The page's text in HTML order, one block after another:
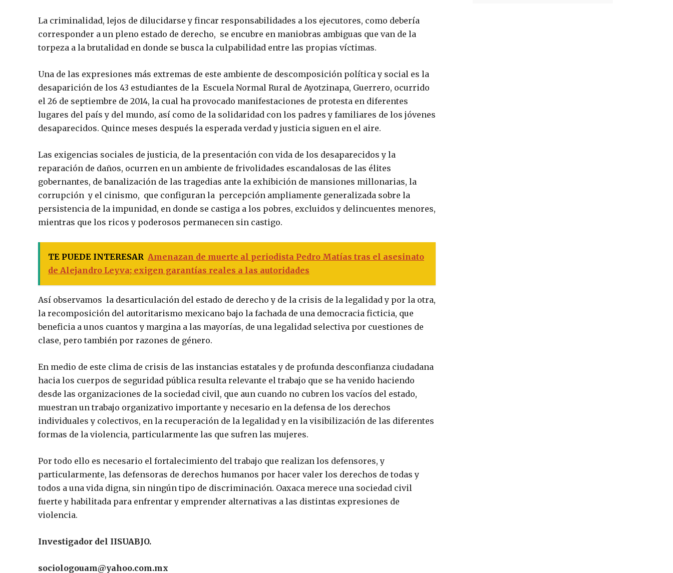
La criminalidad, lejos de dilucidarse y fincar responsabilidades a los ejecutores, como debería
corresponder a un pleno estado de derecho, se encubre en maniobras ambiguas que van de la
torpeza a la brutalidad en donde se busca la culpabilidad entre las propias víctimas.
Una de las expresiones más extremas de este ambiente de descomposición política y social es la
desaparición de los 43 estudiantes de la Escuela Normal Rural de Ayotzinapa, Guerrero, ocurrido
el 26 de septiembre de 2014, la cual ha provocado manifestaciones de protesta en diferentes
lugares del país y del mundo, así como de la solidaridad con los padres y familiares de los jóvenes
desaparecidos. Quince meses después la esperada verdad y justicia siguen en el aire.
Las exigencias sociales de justicia, de la presentación con vida de los desaparecidos y la
reparación de daños, ocurren en un ambiente de frivolidades escandalosas de las élites
gobernantes, de banalización de las tragedias ante la exhibición de mansiones millonarias, la
corrupción y el cinismo, que configuran la percepción ampliamente generalizada sobre la
persistencia de la impunidad, en donde se castiga a los pobres, excluidos y delincuentes menores,
mientras que los ricos y poderosos permanecen sin castigo.
TE PUEDE INTERESAR Amenazan de muerte al periodista Pedro Matías tras el asesinato
de Alejandro Leyva; exigen garantías reales a las autoridades
Así observamos la desarticulación del estado de derecho y de la crisis de la legalidad y por la otra,
la recomposición del autoritarismo mexicano bajo la fachada de una democracia ficticia, que
beneficia a unos cuantos y margina a las mayorías, de una legalidad selectiva por cuestiones de
clase, pero también por razones de género.
En medio de este clima de crisis de las instancias estatales y de profunda desconfianza ciudadana
hacia los cuerpos de seguridad pública resulta relevante el trabajo que se ha venido haciendo
desde las organizaciones de la sociedad civil, que aun cuando no cubren los vacíos del estado,
muestran un trabajo organizativo importante y necesario en la defensa de los derechos
individuales y colectivos, en la recuperación de la legalidad y en la visibilización de las diferentes
formas de la violencia, particularmente las que sufren las mujeres.
Por todo ello es necesario el fortalecimiento del trabajo que realizan los defensores, y
particularmente, las defensoras de derechos humanos por hacer valer los derechos de todas y
todos a una vida digna, sin ningún tipo de discriminación. Oaxaca merece una sociedad civil
fuerte y habilitada para enfrentar y emprender alternativas a las distintas expresiones de
violencia.
Investigador del IISUABJO.
sociologouam@yahoo.com.mx